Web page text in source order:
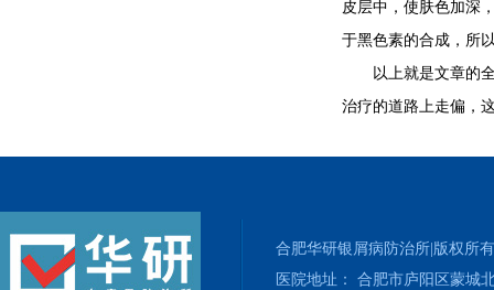
皮层中，使肤色加深
于黑色素的合成，所
以上就是文章的全
治疗的道路上走偏，
合肥华研银屑病防治所|版权所有
医院地址： 合肥市庐阳区蒙城